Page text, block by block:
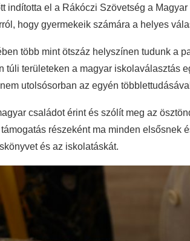
indította el a Rákóczi Szövetség a
hogy gyermekeik számára a helyes
több mint ötszáz helyszínen tudunk a
túli területeken a magyar iskolaválasztás
utolsósorban az egyén
családot érint és szólít meg az
részeként ma minden elsősnek
és az iskolatáskát.